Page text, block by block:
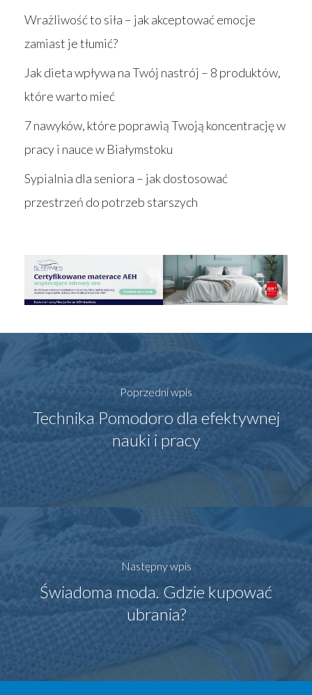
Wrażliwość to siła – jak akceptować emocje
zamiast je tłumić?
Jak dieta wpływa na Twój nastrój – 8 produktów,
które warto mieć
7 nawyków, które poprawią Twoją koncentrację w
pracy i nauce w Białymstoku
Sypialnia dla seniora – jak dostosować
przestrzeń do potrzeb starszych
Poprzedni wpis
Technika Pomodoro dla efektywnej
nauki i pracy
Następny wpis
Świadoma moda. Gdzie kupować
ubrania?